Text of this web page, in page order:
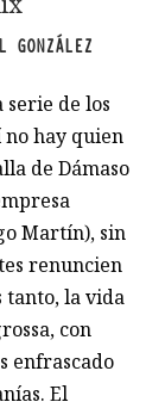
GONZÁLEZ
de los
hay quien
de Dámaso
Martín), sin
renuncien
tanto, la vida
con
enfrascado
El